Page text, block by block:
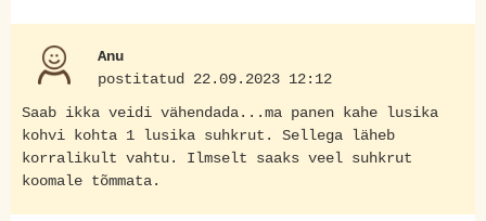
Anu
postitatud 22.09.2023 12:12
Saab ikka veidi vähendada...ma panen kahe lusika
kohvi kohta 1 lusika suhkrut. Sellega läheb
korralikult vahtu. Ilmselt saaks veel suhkrut
koomale tõmmata.